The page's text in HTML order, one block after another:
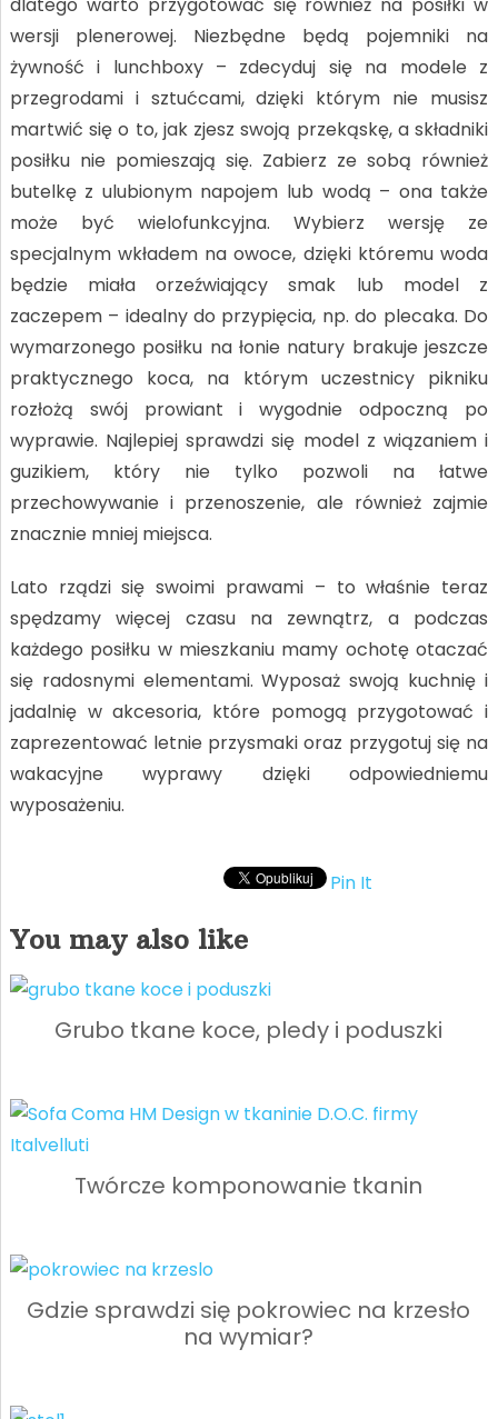
wersji plenerowej. Niezbędne będą pojemniki na
żywność i lunchboxy – zdecyduj się na modele z
przegrodami i sztućcami, dzięki którym nie musisz
martwić się o to, jak zjesz swoją przekąskę, a składniki
posiłku nie pomieszają się. Zabierz ze sobą również
butelkę z ulubionym napojem lub wodą – ona także
może być wielofunkcyjna. Wybierz wersję ze
specjalnym wkładem na owoce, dzięki któremu woda
będzie miała orzeźwiający smak lub model z
zaczepem – idealny do przypięcia, np. do plecaka. Do
wymarzonego posiłku na łonie natury brakuje jeszcze
praktycznego koca, na którym uczestnicy pikniku
rozłożą swój prowiant i wygodnie odpoczną po
wyprawie. Najlepiej sprawdzi się model z wiązaniem i
guzikiem, który nie tylko pozwoli na łatwe
przechowywanie i przenoszenie, ale również zajmie
znacznie mniej miejsca.
Lato rządzi się swoimi prawami – to właśnie teraz
spędzamy więcej czasu na zewnątrz, a podczas
każdego posiłku w mieszkaniu mamy ochotę otaczać
się radosnymi elementami. Wyposaż swoją kuchnię i
jadalnię w akcesoria, które pomogą przygotować i
zaprezentować letnie przysmaki oraz przygotuj się na
wakacyjne wyprawy dzięki odpowiedniemu
wyposażeniu.
Pin It
You may also like
Grubo tkane koce, pledy i poduszki
Twórcze komponowanie tkanin
Gdzie sprawdzi się pokrowiec na krzesło
na wymiar?